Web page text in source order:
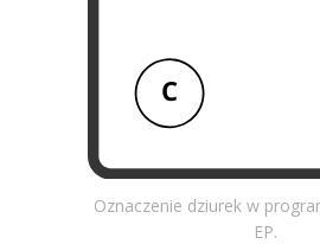
Oznaczenie dziurek w
EP.